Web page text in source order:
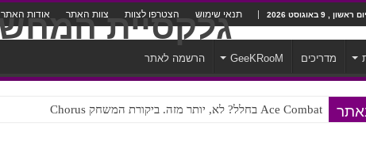
באוגוסט 2026 תנאי שימוש הצטרפו לצוות צוות האתר אודות האתר
מדריכים GeeKRooM הרשמה לאתר
Ace Combat בחלל? לא, יותר מזה. ביקורת המשחק Chorus
Steven Universe והשירים שתורגמו בצורה נוראית לעברית